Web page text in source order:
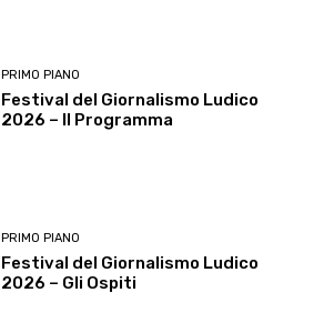
PRIMO PIANO
Festival del Giornalismo Ludico
2026 – Il Programma
PRIMO PIANO
Festival del Giornalismo Ludico
2026 – Gli Ospiti